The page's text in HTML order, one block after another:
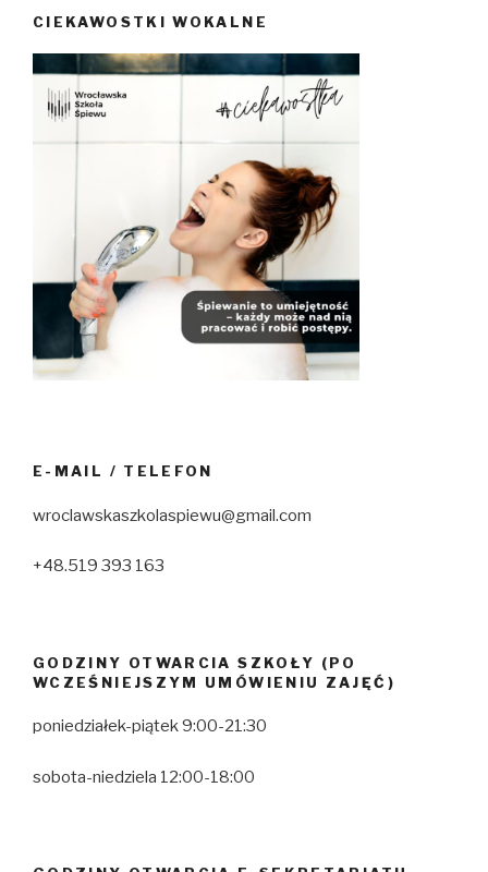
CIEKAWOSTKI WOKALNE
E-MAIL / TELEFON
wroclawskaszkolaspiewu@gmail.com
+48.519 393 163
GODZINY OTWARCIA SZKOŁY (PO
WCZEŚNIEJSZYM UMÓWIENIU ZAJĘĆ)
poniedziałek-piątek 9:00-21:30
sobota-niedziela 12:00-18:00